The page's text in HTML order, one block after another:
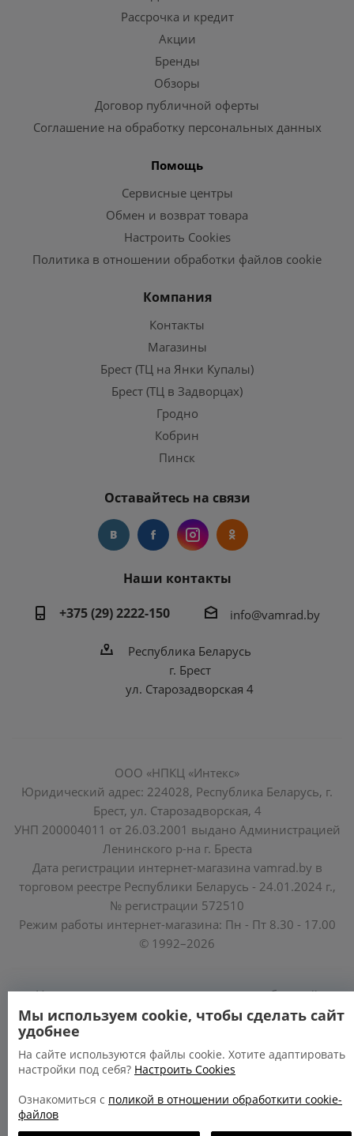
Рассрочка и кредит
Акции
Бренды
Обзоры
Договор публичной оферты
Соглашение на обработку персональных данных
Помощь
Сервисные центры
Обмен и возврат товара
Настроить Cookies
Политика в отношении обработки файлов cookie
Компания
Контакты
Магазины
Брест (ТЦ на Янки Купалы)
Брест (ТЦ в Задворцах)
Гродно
Кобрин
Пинск
Оставайтесь на связи
Наши контакты
+375 (29) 2222-150
info@vamrad.by
Республика Беларусь
г. Брест
ул. Старозадворская 4
ООО «НПКЦ «Интекс»
Юридический адрес: 224028, Республика Беларусь, г.
Брест, ул. Старозадворская, 4
УНП 200004011 от 26.03.2001 выдано Администрацией
Ленинского р-на г. Бреста
Дата регистрации интернет-магазина vamrad.by в
торговом реестре Республики Беларусь - 24.01.2024 г.,
№ регистрации 572510
Режим работы интернет-магазина: Пн - Пт 8.30 - 17.00
© 1992–2026
Уполномоченные по защите прав потребителей
облисполкомов, Минского горисполкома:
https://www.mart.gov.by/activity/zashchita-prav-
potrebiteley/
БРЕСТСКАЯ ОБЛАСТЬ тел. (80162) 26 97 69;
Мы используем cookie, чтобы сделать сайт
удобнее
На сайте используются файлы cookie. Хотите адаптировать
настройки под себя? Настроить Cookies
Ознакомиться с поликой в отношении обработкити cookie-
файлов